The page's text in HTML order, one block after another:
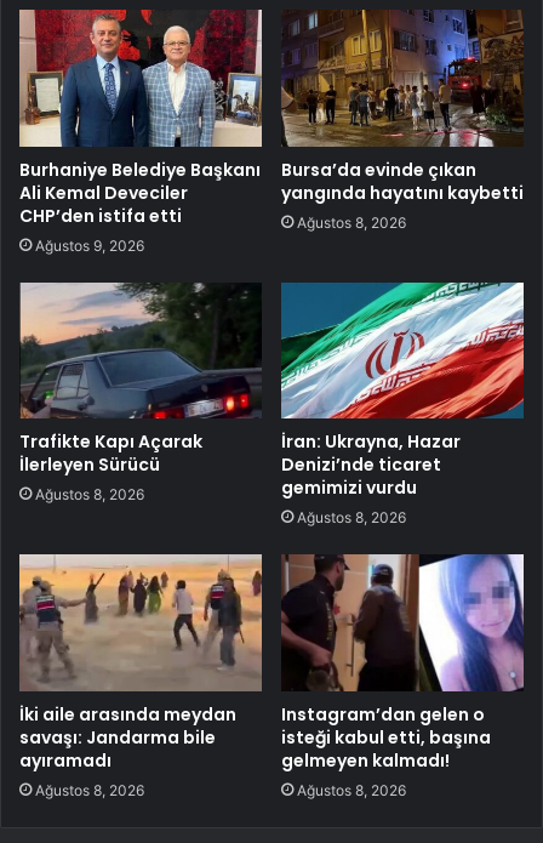
Burhaniye Belediye Başkanı
Ali Kemal Deveciler
CHP’den istifa etti
Ağustos 9, 2026
Bursa’da evinde çıkan
yangında hayatını kaybetti
Ağustos 8, 2026
Trafikte Kapı Açarak
İlerleyen Sürücü
Ağustos 8, 2026
İran: Ukrayna, Hazar
Denizi’nde ticaret
gemimizi vurdu
Ağustos 8, 2026
İki aile arasında meydan
savaşı: Jandarma bile
ayıramadı
Ağustos 8, 2026
Instagram’dan gelen o
isteği kabul etti, başına
gelmeyen kalmadı!
Ağustos 8, 2026